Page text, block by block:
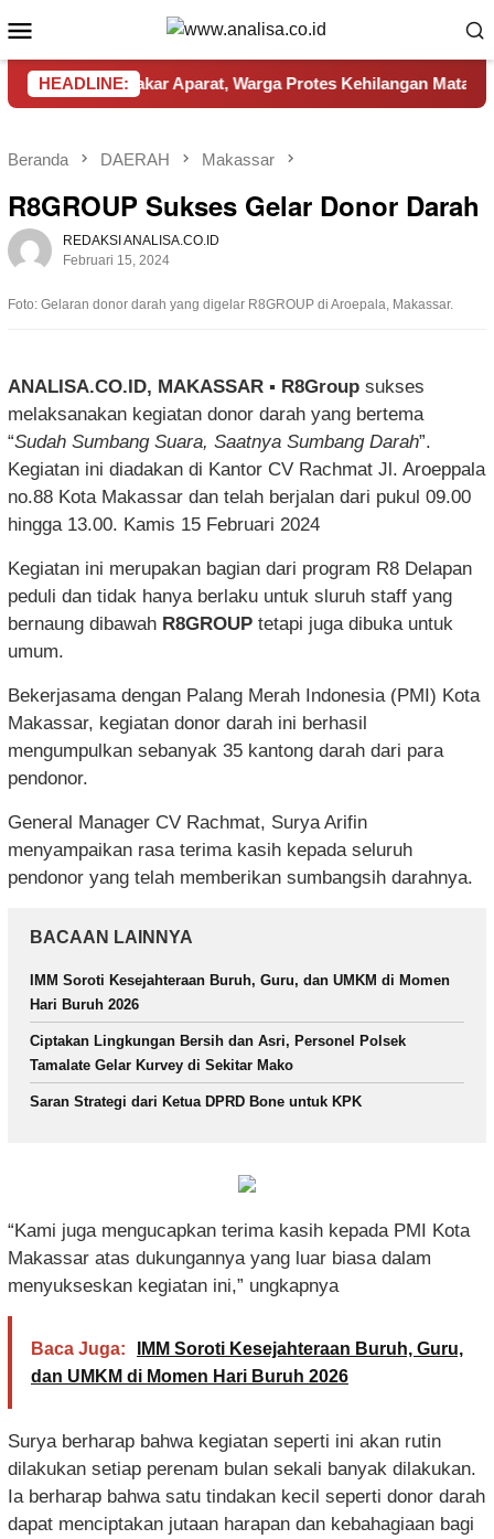
ke
kontenMobile
HEADLINE:Dibakar Aparat, Warga Protes Kehilangan Mata
Beranda DAERAH Makassar
R8GROUP Sukses Gelar Donor Darah
REDAKSI ANALISA.CO.ID
Februari 15, 2024
Foto: Gelaran donor darah yang digelar R8GROUP di Aroepala, Makassar.
ANALISA.CO.ID, MAKASSAR ▪︎ R8Group sukses
melaksanakan kegiatan donor darah yang bertema
“Sudah Sumbang Suara, Saatnya Sumbang Darah”.
Kegiatan ini diadakan di Kantor CV Rachmat Jl. Aroeppala
no.88 Kota Makassar dan telah berjalan dari pukul 09.00
hingga 13.00. Kamis 15 Februari 2024
Kegiatan ini merupakan bagian dari program R8 Delapan
peduli dan tidak hanya berlaku untuk sluruh staff yang
bernaung dibawah R8GROUP tetapi juga dibuka untuk
umum.
Bekerjasama dengan Palang Merah Indonesia (PMI) Kota
Makassar, kegiatan donor darah ini berhasil
mengumpulkan sebanyak 35 kantong darah dari para
pendonor.
General Manager CV Rachmat, Surya Arifin
menyampaikan rasa terima kasih kepada seluruh
pendonor yang telah memberikan sumbangsih darahnya.
BACAAN LAINNYA
IMM Soroti Kesejahteraan Buruh, Guru, dan UMKM di Momen
Hari Buruh 2026
Ciptakan Lingkungan Bersih dan Asri, Personel Polsek
Tamalate Gelar Kurvey di Sekitar Mako
Saran Strategi dari Ketua DPRD Bone untuk KPK
“Kami juga mengucapkan terima kasih kepada PMI Kota
Makassar atas dukungannya yang luar biasa dalam
menyukseskan kegiatan ini,” ungkapnya
Baca Juga:
IMM Soroti Kesejahteraan Buruh, Guru,
dan UMKM di Momen Hari Buruh 2026
Surya berharap bahwa kegiatan seperti ini akan rutin
dilakukan setiap perenam bulan sekali banyak dilakukan.
Ia berharap bahwa satu tindakan kecil seperti donor darah
dapat menciptakan jutaan harapan dan kebahagiaan bagi